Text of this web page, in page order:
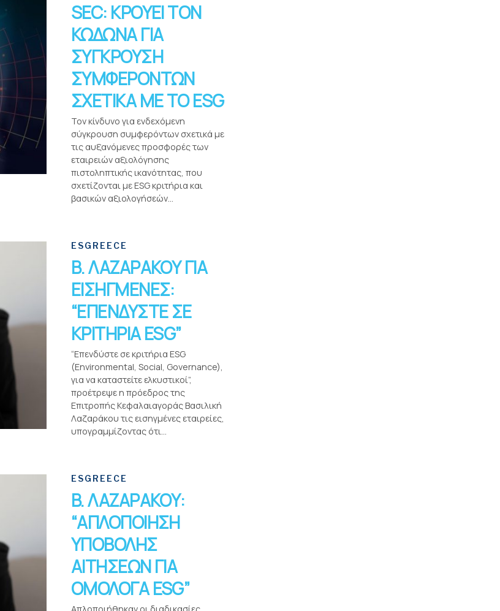
SEC: ΚΡΟΥΕΙ ΤΟΝ
ΚΩΔΩΝΑ ΓΙΑ
ΣΥΓΚΡΟΥΣΗ
ΣΥΜΦΕΡΟΝΤΩΝ
ΣΧΕΤΙΚΑ ΜΕ ΤΟ ESG
Τον κίνδυνο για ενδεχόμενη
σύγκρουση συμφερόντων σχετικά με
τις αυξανόμενες προσφορές των
εταιρειών αξιολόγησης
πιστοληπτικής ικανότητας, που
σχετίζονται με ESG κριτήρια και
βασικών αξιολογήσεών...
ESGREECE
Β. ΛΑΖΑΡΑΚΟΥ ΓΙΑ
ΕΙΣΗΓΜΕΝΕΣ:
“ΕΠΕΝΔΥΣΤΕ ΣΕ
ΚΡΙΤΗΡΙΑ ESG”
“Επενδύστε σε κριτήρια ESG
(Environmental, Social, Governance),
για να καταστείτε ελκυστικοί”,
προέτρεψε η πρόεδρος της
Επιτροπής Κεφαλαιαγοράς Βασιλική
Λαζαράκου τις εισηγμένες εταιρείες,
υπογραμμίζοντας ότι...
ESGREECE
B. ΛΑΖΑΡΑΚΟΥ:
“ΑΠΛΟΠΟΙΗΣΗ
ΥΠΟΒΟΛΗΣ
ΑΙΤΗΣΕΩΝ ΓΙΑ
ΟΜΟΛΟΓΑ ESG”